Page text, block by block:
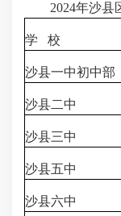
2024年沙县区
学 校
沙县一中初中部
沙县二中
沙县三中
沙县五中
沙县六中